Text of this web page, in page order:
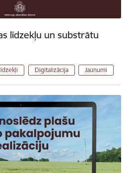
līdzekļu un substrātu
Digitalizācija Jaunumi